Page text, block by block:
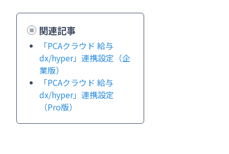
関連記事
「PCAクラウド 給与
dx/hyper」連携設定（企
業版）
「PCAクラウド 給与
dx/hyper」連携設定
（Pro版）